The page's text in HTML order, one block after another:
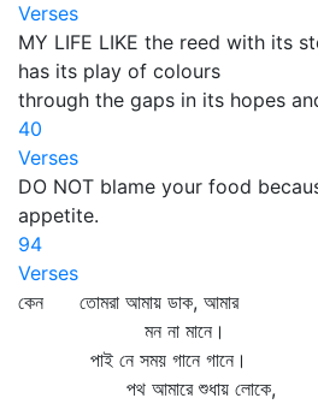
Verses
MY LIFE LIKE the reed with its
has its play of colours
through the gaps in its hopes
40
Verses
DO NOT blame your food
appetite.
94
Verses
কেন তোমরা আমায় ডাক, আমার
মন না মানে।
পাই নে সময় গানে গানে।
পথ আমারে শুধায় লোকে,